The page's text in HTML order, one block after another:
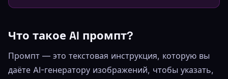
Что такое AI промпт?
Промпт — это текстовая инструкция, которую вы
даёте AI-генератору изображений, чтобы указать,